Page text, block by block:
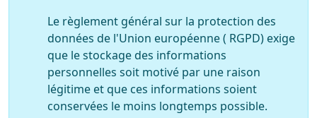
Le règlement général sur la protection des
données de l'Union européenne ( RGPD) exige
que le stockage des informations
personnelles soit motivé par une raison
légitime et que ces informations soient
conservées le moins longtemps possible.